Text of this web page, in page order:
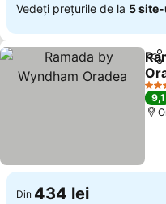
Vedeți prețurile de la 5
4
9,1
Din 434 lei